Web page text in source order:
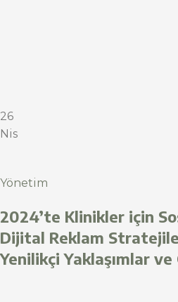
26
Nis
Yönetim
2024’te Klinikler için
Dijital Reklam
Yenilikçi Yaklaşımlar